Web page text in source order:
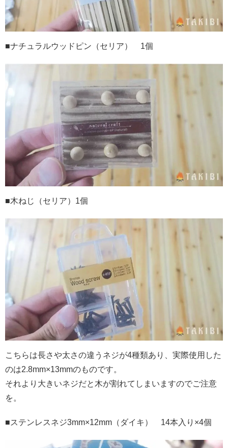
■ナチュラルウッドピン（セリア） 1個
■木ねじ（セリア） 1個
こちらは長さや太さの違うネジが4種類あり、実際使用した
のは2.8mm×13mmのものです。
それより大きいネジだと木が割れてしまいますのでご注意
を。
■ステンレスネジ3mm×12mm （ダイキ） 14本入り ×4個